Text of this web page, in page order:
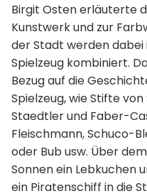
Birgit Osten erläuterte
Kunstwerk und zur
der Stadt werden
Spielzeug kombiniert.
Bezug auf die
Spielzeug, wie Stifte
Staedtler und Faber-
Fleischmann, Schuco-
oder Bub usw. Über
Sonnen ein Lebkuchen
ein Piratenschiff in die